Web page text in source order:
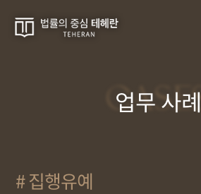
CASES
업무 사례
집행유예